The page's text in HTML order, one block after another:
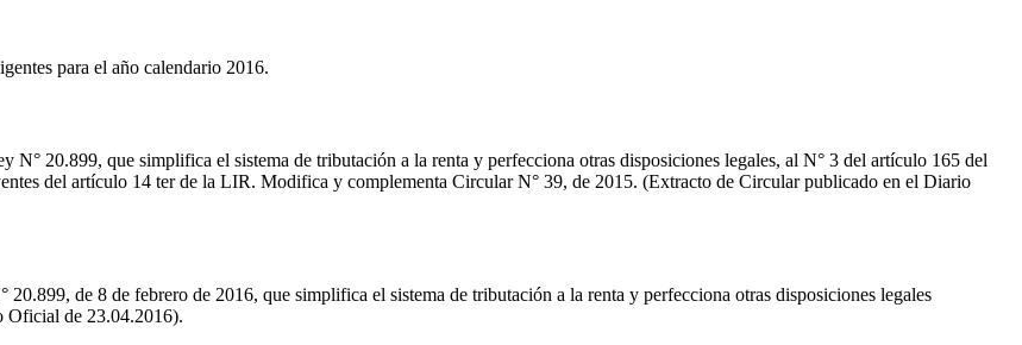
para el año calendario 2016.
20.899, que simplifica el sistema de tributación a la renta y perfecciona otras disposiciones legales, al N° 3 del artículo 165 del
del artículo 14 ter de la LIR. Modifica y complementa Circular N° 39, de 2015. (Extracto de Circular publicado en el Diario
de 8 de febrero de 2016, que simplifica el sistema de tributación a la renta y perfecciona otras disposiciones legales
Oficial de 23.04.2016).